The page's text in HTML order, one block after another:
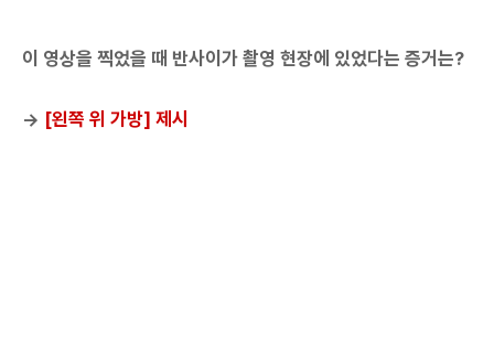
이 영상을 찍었을 때 반사이가 촬영 현장에 있었다는 증거는?
→ [왼쪽 위 가방] 제시